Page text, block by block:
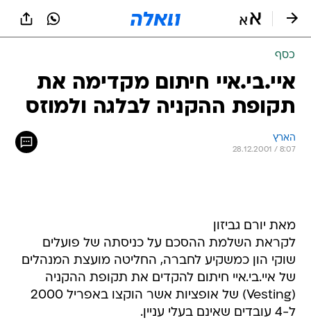
כסף
איי.בי.איי חיתום מקדימה את
תקופת ההקניה לבלגה ולמוזס
הארץ
28.12.2001 / 8:07
מאת יורם גביזון
לקראת השלמת ההסכם על כניסתה של פועלים
שוקי הון כמשקיע לחברה, החליטה מועצת המנהלים
של איי.בי.איי חיתום להקדים את תקופת ההקניה
(Vesting) של אופציות אשר הוקצו באפריל 2000
ל-4 עובדים שאינם בעלי עניין.